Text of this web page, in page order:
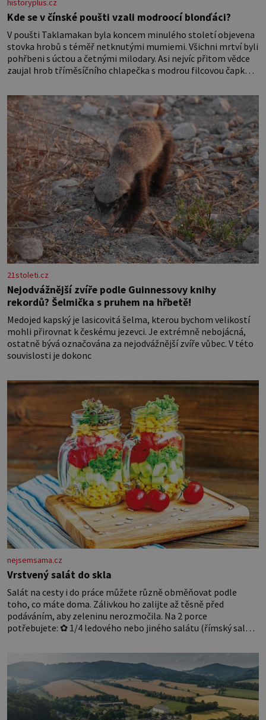
historyplus.cz
Kde se v čínské poušti vzali modroocí blonďáci?
V poušti Taklamakan byla koncem minulého století objevena
stovka hrobů s téměř netknutými mumiemi. Všichni mrtví byli
pohřbeni s úctou a četnými milodary. Asi nejvíc přitom vědce
zaujal hrob tříměsíčního chlapečka s modrou filcovou čapkou,
nesmírně dobře zachovalá, přičítají odborníci zdejším
klimatickým podmínkám. Sucho, prosolené písky a extrémně
21stoleti.cz
Nejodvážnější zvíře podle Guinnessovy knihy
rekordů? Šelmička s pruhem na hřbetě!
Medojed kapský je lasicovitá šelma, kterou bychom velikostí
mohli přirovnat k českému jezevci. Je extrémně nebojácná,
ostatně bývá označována za nejodvážnější zvíře vůbec. V této
souvislosti je dokonc
nejsemsama.cz
Vrstvený salát do skla
Salát na cesty i do práce můžete různě obměňovat podle
toho, co máte doma. Zálivkou ho zalijte až těsně před
podáváním, aby zeleninu nerozmočila. Na 2 porce
potřebujete: ✿ 1/4 ledového nebo jiného salátu (římský salát,
rajčata Zálivka: ✿ 4 lžíce olivového oleje ✿ 1 lžíci citronové
šťávy ✿ ½ stroužku